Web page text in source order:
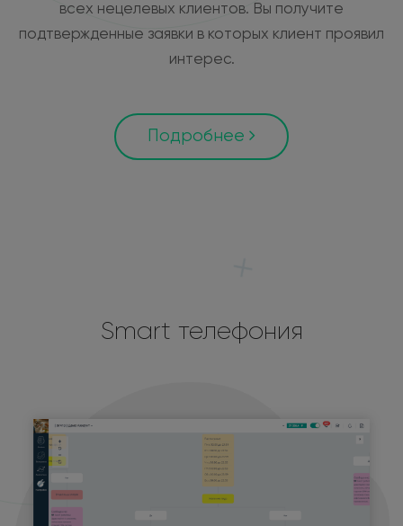
всех нецелевых клиентов. Вы получите
подтвержденные заявки в которых клиент проявил
интерес.
Подробнее
Smart телефония